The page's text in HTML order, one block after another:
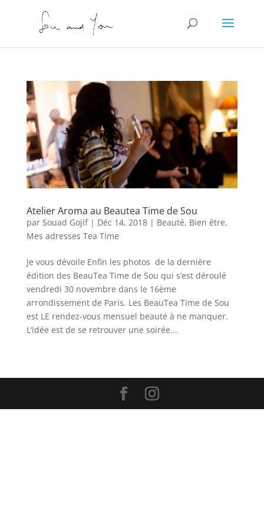
Atelier Aroma au Beautea Time de Sou
par Souad Gojif| Déc 14, 2018| Beauté, Bien être,
Mes adresses Tea TIme
Je vous dévoile Enfin les photos de la dernière
édition des BeauTea Time de Sou qui s’est déroulé
vendredi 30 novembre dans le 16ème
arrondissement de Paris. Les BeauTea Time de Sou
est LE rendez-vous mensuel beauté à ne manquer.
L’idée est de se retrouver une soirée...